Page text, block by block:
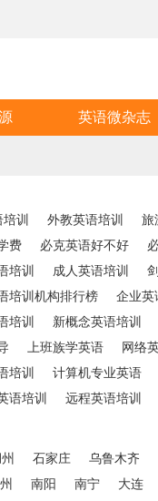
英语微杂志
训 外教英语培训
旅
费 必克英语好不好
培训 成人英语培训
培训机构排行榜
企业英
培训
新概念英语培训
上班族学英语
网络
培训
计算机专业英语
语培训
远程英语培训
石家庄
乌鲁木齐
南阳 南宁
大连